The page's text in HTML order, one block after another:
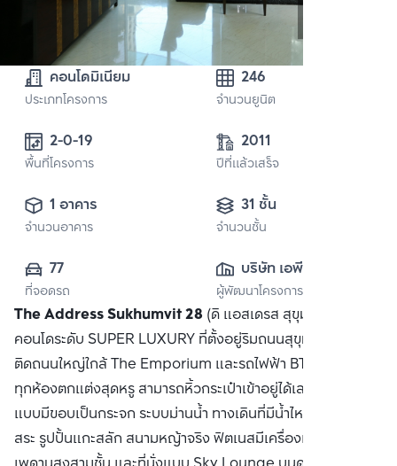
คอนโดมิเนียม
ประเภทโครงการ
246
จำนวนยูนิต
พื้นที่โครงการ
2011
ปีที่แล้วเสร็จ
1 อาคาร
จำนวนอาคาร
31 ชั้น
จำนวนชั้น
77
ที่จอดรถ
บริษัท เอพี เอ็มอี
(สุขุมวิท) จำกัด
ผู้พัฒนาโครงการ
The Address Sukhumvit 28 (ดิ แอสเดรส สุขุมวิท 28)
คอนโดระดับ SUPER LUXURY ที่ตั้งอยู่ริมถนนสุขุมวิท ในทำเล
ติดถนนใหญ่ใกล้ The Emporium และรถไฟฟ้า BTS พร้อมพงษ์
ทุกห้องตกแต่งสุดหรู สามารถหิ้วกระเป๋าเข้าอยู่ได้เลย สระว่ายน้ำ
แบบมีขอบเป็นกระจก ระบบม่านน้ำ ทางเดินที่มีน้ำไหล เตียงรอบ
สระ รูปปั้นแกะสลัก สนามหญ้าจริง ฟิตเนสมีเครื่องเล่นครบครัน